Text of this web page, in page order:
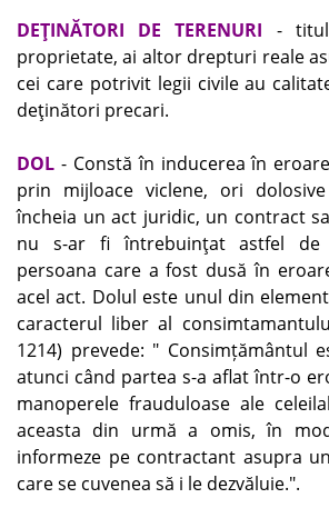
DEŢINĂTORI DE TERENURI -
proprietate, ai altor drepturi reale
cei care potrivit legii civile au
deţinători precari.
DOL - Constă în inducerea în
prin mijloace viclene, ori
încheia un act juridic, un contract
nu s-ar fi întrebuinţat astfel de
persoana care a fost dusă în
acel act. Dolul este unul din
caracterul liber al
1214) prevede: " Consimțământul
atunci când partea s-a aflat într-o
manoperele frauduloase ale
aceasta din urmă a omis, în
informeze pe contractant asupra
care se cuvenea să i le dezvăluie.".